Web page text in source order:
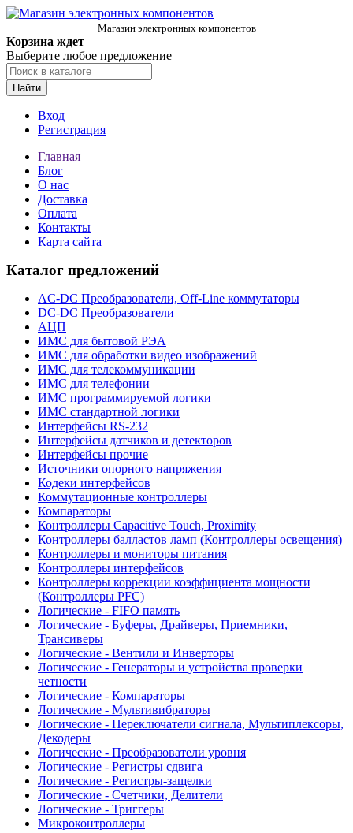
Магазин электронных компонентов
Корзина ждет
Выберите любое предложение
Найти
Вход
Регистрация
Главная
Блог
О нас
Доставка
Оплата
Контакты
Карта сайта
Каталог предложений
AC-DC Преобразователи, Off-Line коммутаторы
DC-DC Преобразователи
АЦП
ИМС для бытовой РЭА
ИМС для обработки видео изображений
ИМС для телекоммуникации
ИМС для телефонии
ИМС программируемой логики
ИМС стандартной логики
Интерфейсы RS-232
Интерфейсы датчиков и детекторов
Интерфейсы прочие
Источники опорного напряжения
Кодеки интерфейсов
Коммутационные контроллеры
Компараторы
Контроллеры Capacitive Touch, Proximity
Контроллеры балластов ламп (Контроллеры освещения)
Контроллеры и мониторы питания
Контроллеры интерфейсов
Контроллеры коррекции коэффициента мощности
(Контроллеры PFC)
Логические - FIFO память
Логические - Буферы, Драйверы, Приемники,
Трансиверы
Логические - Вентили и Инверторы
Логические - Генераторы и устройства проверки
четности
Логические - Компараторы
Логические - Мультивибраторы
Логические - Переключатели сигнала, Мультиплексоры,
Декодеры
Логические - Преобразователи уровня
Логические - Регистры сдвига
Логические - Регистры-защелки
Логические - Счетчики, Делители
Логические - Триггеры
Микроконтроллеры